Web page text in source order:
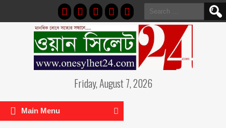
Search
for:
Friday, August 7, 2026
Main Menu